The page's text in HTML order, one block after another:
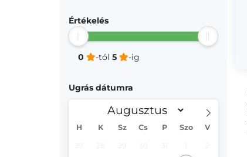
Értékelés
0 -tól 5 -ig
Ugrás dátumra
H K Sz Cs P Szo V